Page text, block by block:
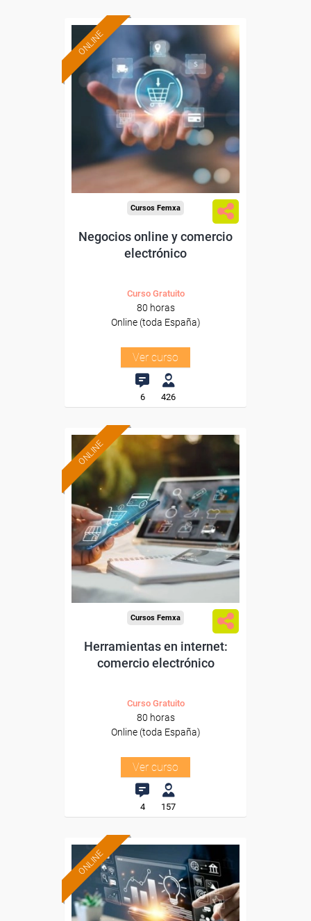
ONLINE
Formación 100%
subvencionada.
Para desempleados,
trabajadores y autónomos.
Sector
-Información, Comunicación
y Artes Gráficas.
Cursos Femxa
Negocios online y comercio
electrónico
Curso Gratuito
80 horas
Online (toda España)
Ver curso
6 426
ONLINE
Formación 100%
subvencionada.
Para desempleados,
trabajadores y autónomos.
Sector
Cursos Femxa
Herramientas en internet:
comercio electrónico
Curso Gratuito
80 horas
Online (toda España)
Ver curso
4 157
ONLINE
Formación 100%
subvencionada.